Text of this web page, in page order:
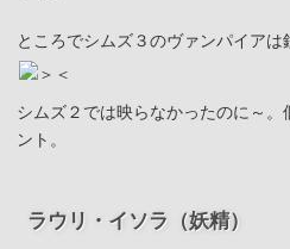
ところでシムズ３のヴァンパイア
シムズ２では映らなかったのに～
ント。
ラウリ・イソラ（妖精）